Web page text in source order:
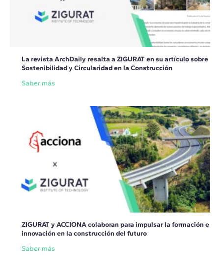
La revista ArchDaily resalta a ZIGURAT en su artículo sobre
Sostenibilidad y Circularidad en la Construcción
Saber más
ZIGURAT y ACCIONA colaboran para impulsar la formación e
innovación en la construcción del futuro
Saber más